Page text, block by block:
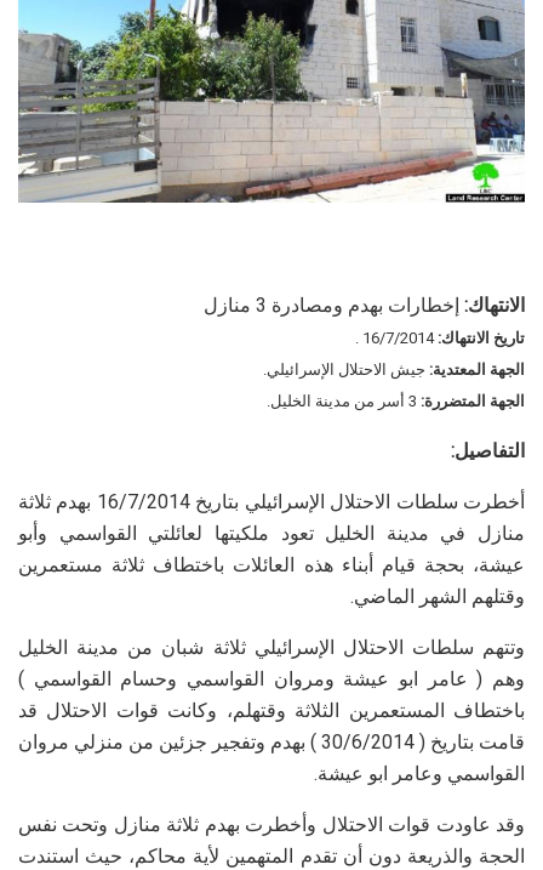
الانتهاك: إخطارات بهدم ومصادرة 3 منازل
تاريخ الانتهاك: 16/7/2014 .
الجهة المعتدية: جيش الاحتلال الإسرائيلي.
الجهة المتضررة:
التفاصيل:
أخطرت سلطات الاحتلال الإسرائيلي بتاريخ 16/7/2014 بهدم ثلاثة
منازل في مدينة الخليل تعود ملكيتها لعائلتي القواسمي وأبو
عيشة، بحجة قيام أبناء هذه العائلات باختطاف ثلاثة مستعمرين
وقتلهم الشهر الماضي.
وتتهم سلطات الاحتلال الإسرائيلي ثلاثة شبان من مدينة الخليل
وهم ( عامر ابو عيشة ومروان القواسمي وحسام القواسمي )
باختطاف المستعمرين الثلاثة وقتهلم، وكانت قوات الاحتلال قد
قامت بتاريخ ( 30/6/2014 ) بهدم وتفجير جزئين من منزلي مروان
القواسمي وعامر ابو عيشة.
وقد عاودت قوات الاحتلال وأخطرت بهدم ثلاثة منازل وتحت نفس
الحجة والذريعة دون أن تقدم المتهمين لأية محاكم، حيث استندت